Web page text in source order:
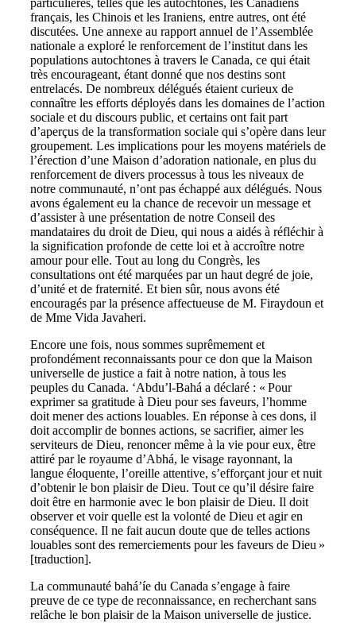
français, les Chinois et les Iraniens, entre autres, ont été
discutées. Une annexe au rapport annuel de l’Assemblée
nationale a exploré le renforcement de l’institut dans les
populations autochtones à travers le Canada, ce qui était
très encourageant, étant donné que nos destins sont
entrelacés. De nombreux délégués étaient curieux de
connaître les efforts déployés dans les domaines de l’action
sociale et du discours public, et certains ont fait part
d’aperçus de la transformation sociale qui s’opère dans leur
groupement. Les implications pour les moyens matériels de
l’érection d’une Maison d’adoration nationale, en plus du
renforcement de divers processus à tous les niveaux de
notre communauté, n’ont pas échappé aux délégués. Nous
avons également eu la chance de recevoir un message et
d’assister à une présentation de notre Conseil des
mandataires du droit de Dieu, qui nous a aidés à réfléchir à
la signification profonde de cette loi et à accroître notre
amour pour elle. Tout au long du Congrès, les
consultations ont été marquées par un haut degré de joie,
d’unité et de fraternité. Et bien sûr, nous avons été
encouragés par la présence affectueuse de M. Firaydoun et
de Mme Vida Javaheri.
Encore une fois, nous sommes suprêmement et
profondément reconnaissants pour ce don que la Maison
universelle de justice a fait à notre nation, à tous les
peuples du Canada. ‘Abdu’l-Bahá a déclaré : « Pour
exprimer sa gratitude à Dieu pour ses faveurs, l’homme
doit mener des actions louables. En réponse à ces dons, il
doit accomplir de bonnes actions, se sacrifier, aimer les
serviteurs de Dieu, renoncer même à la vie pour eux, être
attiré par le royaume d’Abhá, le visage rayonnant, la
langue éloquente, l’oreille attentive, s’efforçant jour et nuit
d’obtenir le bon plaisir de Dieu. Tout ce qu’il désire faire
doit être en harmonie avec le bon plaisir de Dieu. Il doit
observer et voir quelle est la volonté de Dieu et agir en
conséquence. Il ne fait aucun doute que de telles actions
louables sont des remerciements pour les faveurs de Dieu »
[traduction].
La communauté bahá’íe du Canada s’engage à faire
preuve de ce type de reconnaissance, en recherchant sans
relâche le bon plaisir de la Maison universelle de justice.